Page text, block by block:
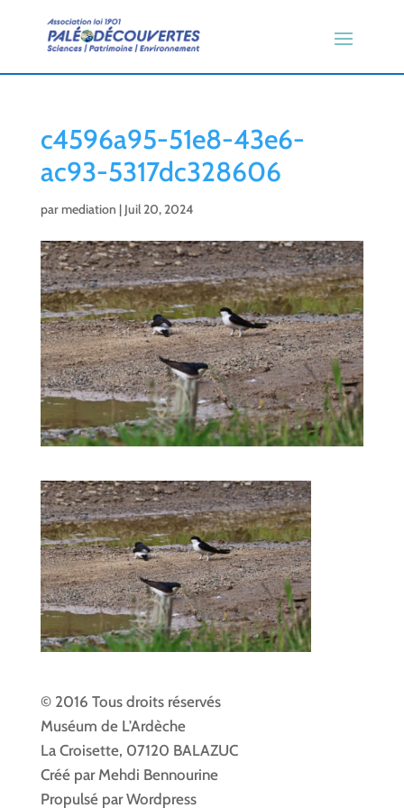
c4596a95-51e8-43e6-
ac93-5317dc328606
parmediation | Juil 20, 2024
© 2016 Tous droits réservés
Muséum de L'Ardèche
La Croisette, 07120 BALAZUC
Créé par Mehdi Bennourine
Propulsé par Wordpress